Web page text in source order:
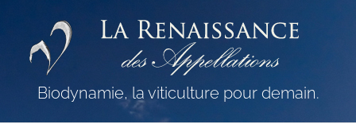
contenu
Biodynamie, la viticulture pour demain.